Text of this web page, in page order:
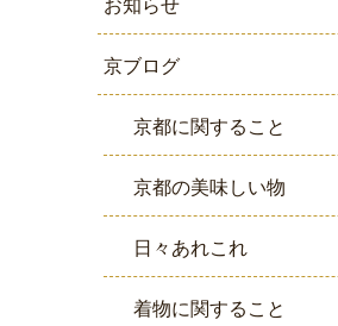
お知らせ
京ブログ
京都に関すること
京都の美味しい物
日々あれこれ
着物に関すること